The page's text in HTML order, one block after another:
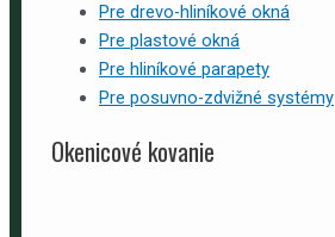
Pre drevo-hliníkové okná
Pre plastové okná
Pre hliníkové parapety
Pre posuvno-zdvižné systémy
Okenicové kovanie